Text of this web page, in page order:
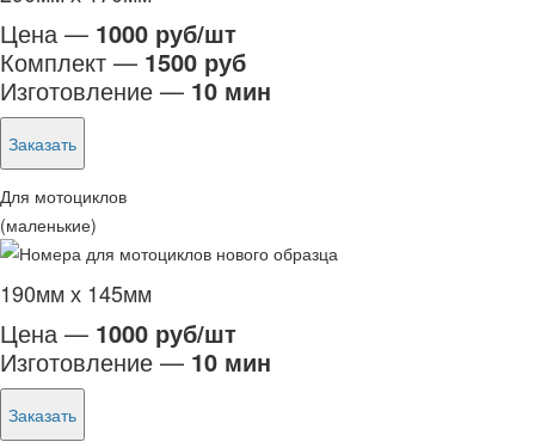
Цена — 1000 руб/шт
Комплект — 1500 руб
Изготовление — 10 мин
Заказать
Для мотоциклов
(маленькие)
190мм х 145мм
Цена — 1000 руб/шт
Изготовление — 10 мин
Заказать